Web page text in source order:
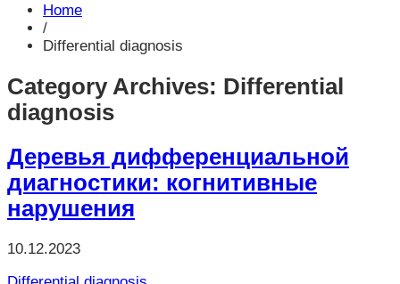
Home
/
Differential diagnosis
Category Archives: Differential
diagnosis
Деревья дифференциальной
диагностики: когнитивные
нарушения
10.12.2023